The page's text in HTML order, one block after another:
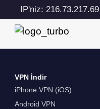
IP'niz: 216.73.217.69
VPN İndir
iPhone VPN (iOS)
Android VPN